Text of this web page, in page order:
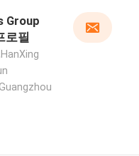
Group
로필